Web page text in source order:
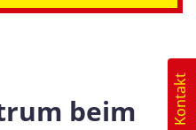
beim
Kontakt